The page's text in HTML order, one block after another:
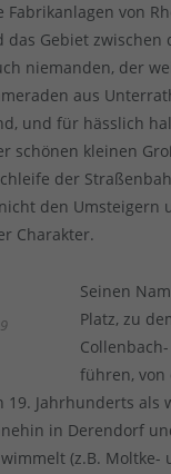
Fabrikanlagen von
Gebiet zwischen
niemanden, der
aus
und für hässlich
schönen kleinen
der
den Umsteigern
Charakter.
Seinen
Platz, zu
führen, von
Jahrhunderts als
in Derendorf
(z.B. Moltke-